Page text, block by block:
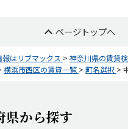
ページトップへ
はリブマックス > 神奈川県の賃貸
横浜市西区の賃貸一覧 > 町名選択 >
県から探す